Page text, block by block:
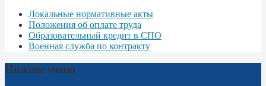
Локальные нормативные акты
Положения об оплате труда
Образовательный кредит в СПО
Военная служба по контракту
Нижнее меню